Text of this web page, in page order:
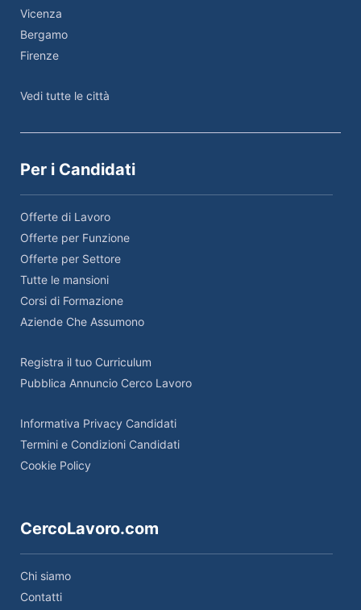
Vicenza
Bergamo
Firenze
Vedi tutte le città
Per i Candidati
Offerte di Lavoro
Offerte per Funzione
Offerte per Settore
Tutte le mansioni
Corsi di Formazione
Aziende Che Assumono
Registra il tuo Curriculum
Pubblica Annuncio Cerco Lavoro
Informativa Privacy Candidati
Termini e Condizioni Candidati
Cookie Policy
CercoLavoro.com
Chi siamo
Contatti